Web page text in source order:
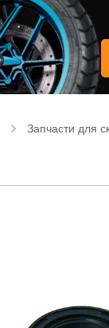
Запчасти для